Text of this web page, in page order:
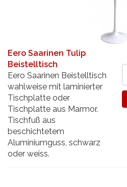
Eero Saarinen Tulip
Beistelltisch
Eero Saarinen Beistelltisch
wahlweise mit laminierter
Tischplatte oder
Tischplatte aus Marmor.
Tischfuß aus
beschichtetem
Aluminiumguss, schwarz
oder weiss.